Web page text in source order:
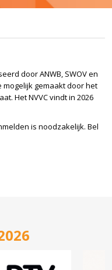
door ANWB, SWOV en
gemaakt door het
Het NVVC vindt in 2026
is noodzakelijk. Bel